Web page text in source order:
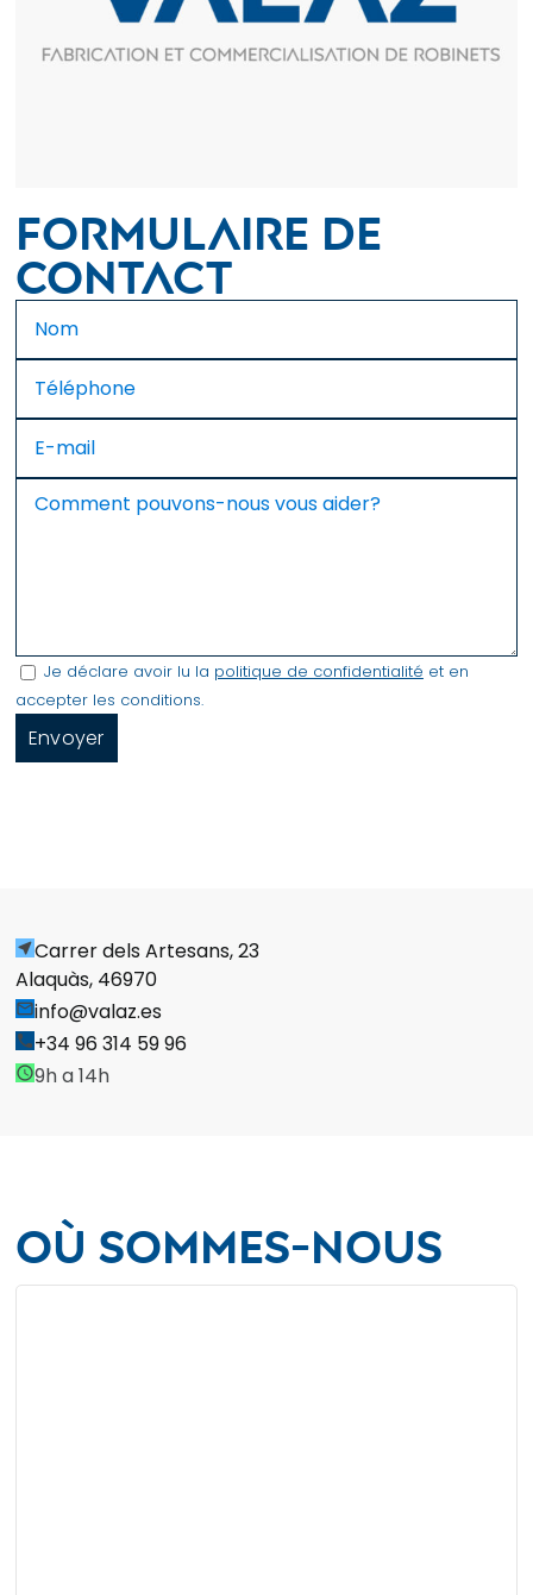
Formulaire de
contact
Je déclare avoir lu la politique de confidentialité et en
accepter les conditions.
near_meCarrer dels Artesans, 23
Alaquàs, 46970
mail_outlineinfo@valaz.es
phone+34 96 314 59 96
access_time9h a 14h
Où sommes-nous